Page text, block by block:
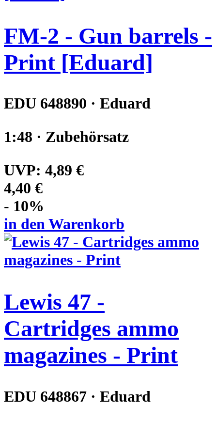
FM-2 - Gun barrels -
Print [Eduard]
EDU 648890 · Eduard
1:48 · Zubehörsatz
UVP: 4,89 €
4,40 €
- 10%
in den Warenkorb
Lewis 47 -
Cartridges ammo
magazines - Print
EDU 648867 · Eduard